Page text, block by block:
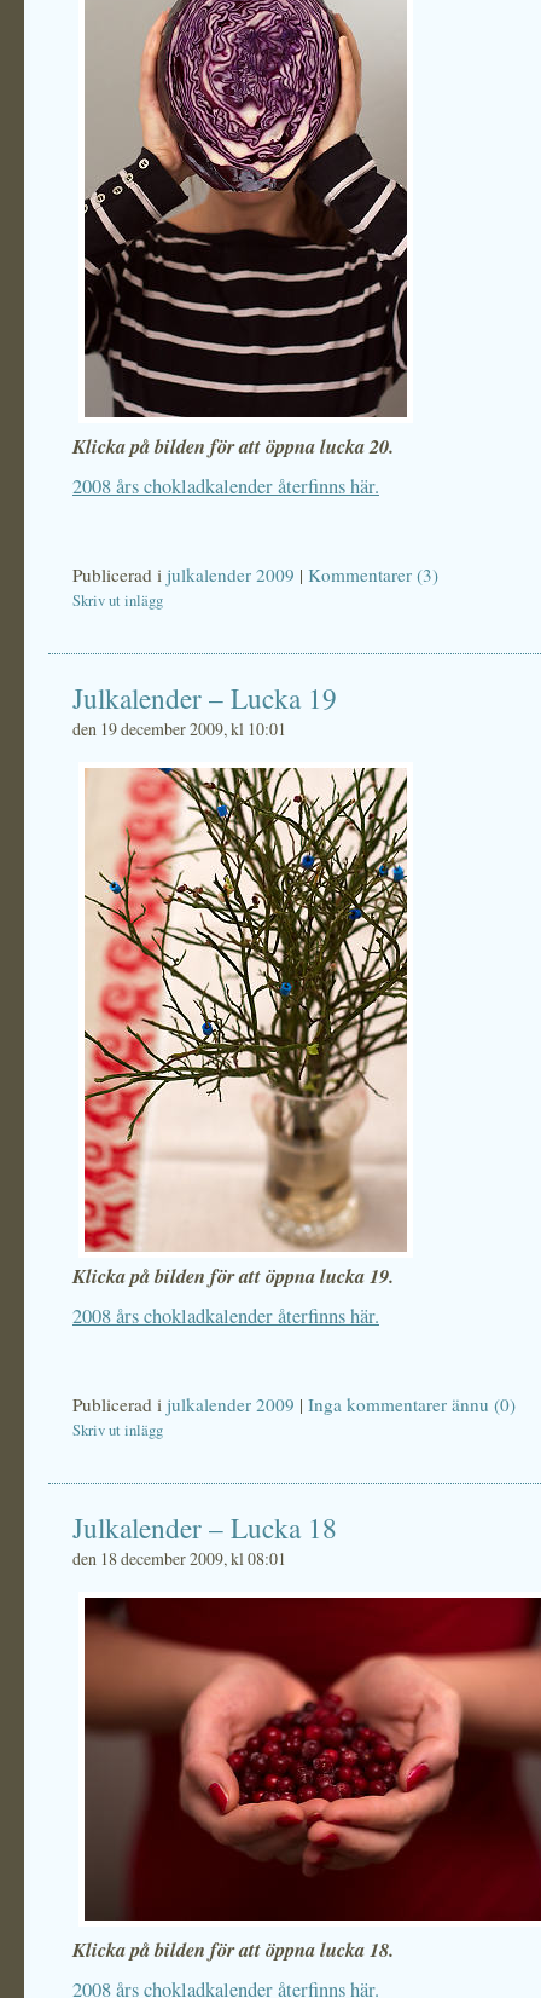
Klicka på bilden för att öppna lucka 20.
2008 års chokladkalender återfinns här.
Publicerad i julkalender 2009 | Kommentarer (3)
Skriv ut inlägg
Julkalender – Lucka 19
den 19 december 2009, kl 10:01
Klicka på bilden för att öppna lucka 19.
2008 års chokladkalender återfinns här.
Publicerad i julkalender 2009 | Inga kommentarer ännu (0)
Skriv ut inlägg
Julkalender – Lucka 18
den 18 december 2009, kl 08:01
Klicka på bilden för att öppna lucka 18.
2008 års chokladkalender återfinns här.